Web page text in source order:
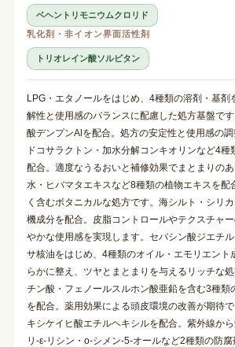
ベヘントリモニウムクロリド
乳化剤・非イオン界面活性剤
トリオレイン酸ソルビタン
LPG・エタノールをはじめ、4種類の溶剤・基剤
解性と使用感のバランスに配慮した処方基盤で
酸デンプンAlを配合。処方の安定性と使用感の
ドコサラクトン・加水分解コンキオリンなど4種
配合。適度なうるおいと補修効果でまとまりの
水・ヒバマタエキスなど8種類の植物エキスを配
く含むボタニカルな処方です。海シルト・シリ
機成分を配合。皮脂コントロールやテクスチャ
やかな使用感を実現します。セバシン酸ジエチ
サ核油をはじめ、4種類のオイル・エモリエント
らかに整え、ツヤとまとまりを与えるリッチな
チン酸・フェノールスルホン酸亜鉛を含む3種類
を配合。薬用効果による頭皮環境の改善が期待
キシケイヒ酸エチルヘキシルを配合。紫外線か
リ-ε-リシン・o-シメン-5-オールなど2種類の防